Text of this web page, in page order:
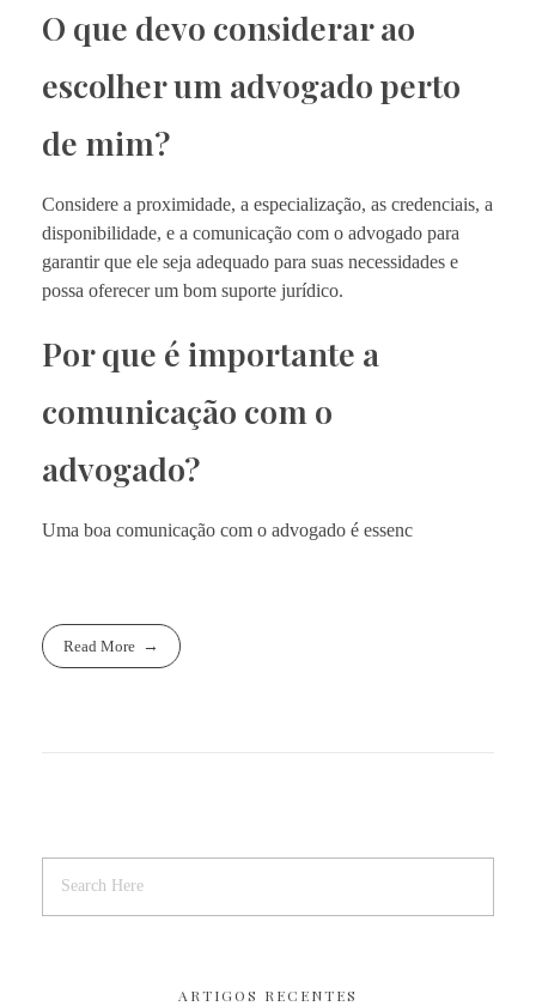
O que devo considerar ao
escolher um advogado perto
de mim?
Considere a proximidade, a especialização, as credenciais, a
disponibilidade, e a comunicação com o advogado para
garantir que ele seja adequado para suas necessidades e
possa oferecer um bom suporte jurídico.
Por que é importante a
comunicação com o
advogado?
Uma boa comunicação com o advogado é essenc
Read More
ARTIGOS RECENTES